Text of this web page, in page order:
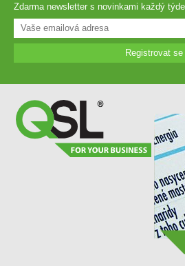
Zdarma newsletter s novinkami každý
Registrovat se